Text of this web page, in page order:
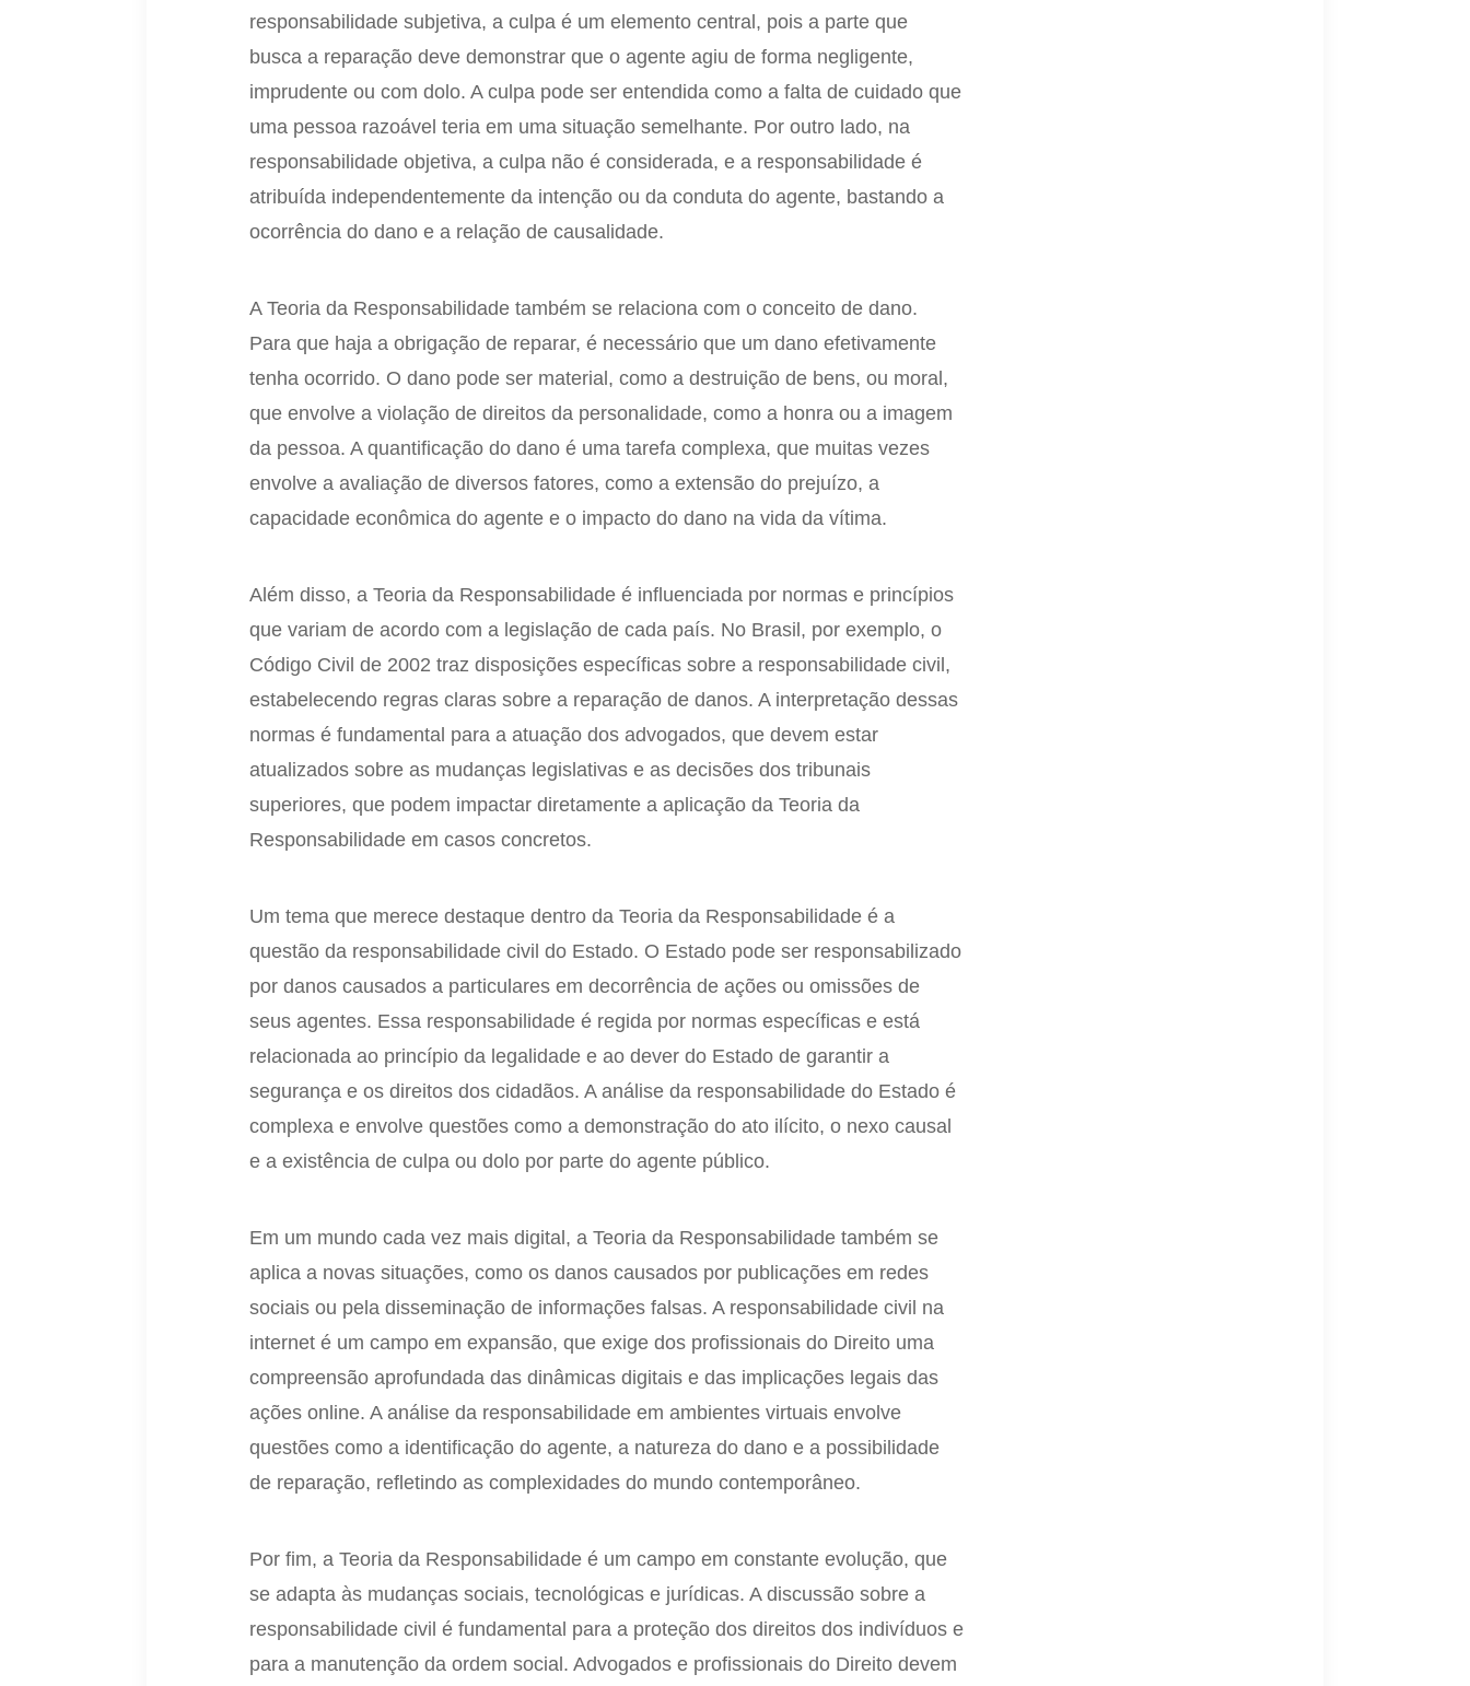
responsabilidade subjetiva, a culpa é um elemento central, pois a parte que
busca a reparação deve demonstrar que o agente agiu de forma negligente,
imprudente ou com dolo. A culpa pode ser entendida como a falta de cuidado que
uma pessoa razoável teria em uma situação semelhante. Por outro lado, na
responsabilidade objetiva, a culpa não é considerada, e a responsabilidade é
atribuída independentemente da intenção ou da conduta do agente, bastando a
ocorrência do dano e a relação de causalidade.
A Teoria da Responsabilidade também se relaciona com o conceito de dano.
Para que haja a obrigação de reparar, é necessário que um dano efetivamente
tenha ocorrido. O dano pode ser material, como a destruição de bens, ou moral,
que envolve a violação de direitos da personalidade, como a honra ou a imagem
da pessoa. A quantificação do dano é uma tarefa complexa, que muitas vezes
envolve a avaliação de diversos fatores, como a extensão do prejuízo, a
capacidade econômica do agente e o impacto do dano na vida da vítima.
Além disso, a Teoria da Responsabilidade é influenciada por normas e princípios
que variam de acordo com a legislação de cada país. No Brasil, por exemplo, o
Código Civil de 2002 traz disposições específicas sobre a responsabilidade civil,
estabelecendo regras claras sobre a reparação de danos. A interpretação dessas
normas é fundamental para a atuação dos advogados, que devem estar
atualizados sobre as mudanças legislativas e as decisões dos tribunais
superiores, que podem impactar diretamente a aplicação da Teoria da
Responsabilidade em casos concretos.
Um tema que merece destaque dentro da Teoria da Responsabilidade é a
questão da responsabilidade civil do Estado. O Estado pode ser responsabilizado
por danos causados a particulares em decorrência de ações ou omissões de
seus agentes. Essa responsabilidade é regida por normas específicas e está
relacionada ao princípio da legalidade e ao dever do Estado de garantir a
segurança e os direitos dos cidadãos. A análise da responsabilidade do Estado é
complexa e envolve questões como a demonstração do ato ilícito, o nexo causal
e a existência de culpa ou dolo por parte do agente público.
Em um mundo cada vez mais digital, a Teoria da Responsabilidade também se
aplica a novas situações, como os danos causados por publicações em redes
sociais ou pela disseminação de informações falsas. A responsabilidade civil na
internet é um campo em expansão, que exige dos profissionais do Direito uma
compreensão aprofundada das dinâmicas digitais e das implicações legais das
ações online. A análise da responsabilidade em ambientes virtuais envolve
questões como a identificação do agente, a natureza do dano e a possibilidade
de reparação, refletindo as complexidades do mundo contemporâneo.
Por fim, a Teoria da Responsabilidade é um campo em constante evolução, que
se adapta às mudanças sociais, tecnológicas e jurídicas. A discussão sobre a
responsabilidade civil é fundamental para a proteção dos direitos dos indivíduos e
para a manutenção da ordem social. Advogados e profissionais do Direito devem